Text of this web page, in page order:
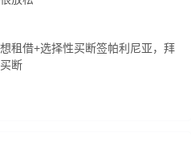
租借+选择性买断签帕利尼亚，拜
断